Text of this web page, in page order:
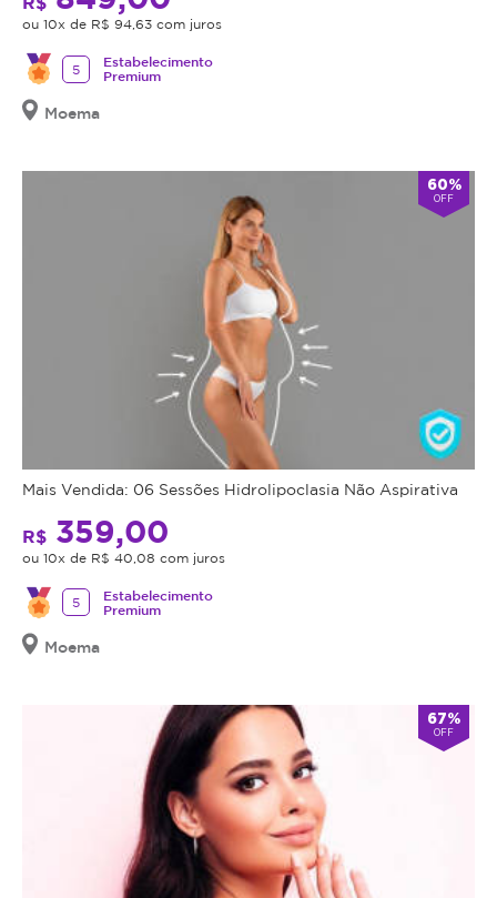
ou 10x de R$ 94,63 com juros
5
Estabelecimento
Premium
Moema
60%
OFF
Mais Vendida: 06 Sessões Hidrolipoclasia Não Aspirativa
R$ 359,00
ou 10x de R$ 40,08 com juros
5
Estabelecimento
Premium
Moema
67%
OFF